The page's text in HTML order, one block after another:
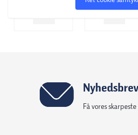
Nyhedsbrev
Få vores